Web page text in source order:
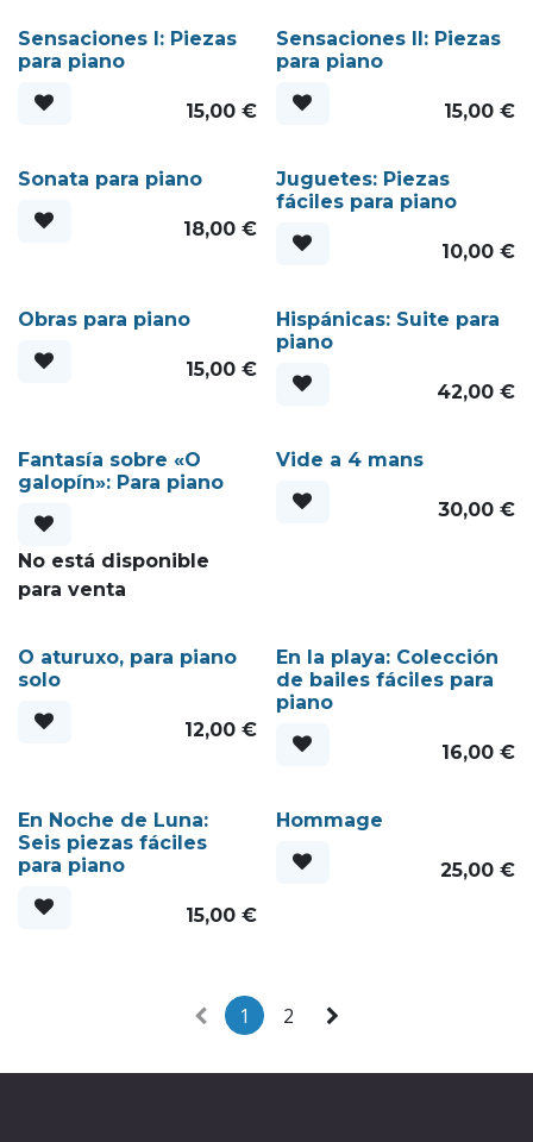
Sensaciones I: Piezas
para piano
15,00€
Sensaciones II: Piezas
para piano
15,00€
Sonata para piano
18,00€
Juguetes: Piezas
fáciles para piano
10,00€
Obras para piano
15,00€
Hispánicas: Suite para
piano
42,00€
Fantasía sobre «O
galopín»: Para piano
No está disponible
para venta
Vide a 4 mans
30,00€
O aturuxo, para piano
solo
12,00€
En la playa: Colección
de bailes fáciles para
piano
16,00€
En Noche de Luna:
Seis piezas fáciles
para piano
15,00€
Hommage
25,00€
1 2